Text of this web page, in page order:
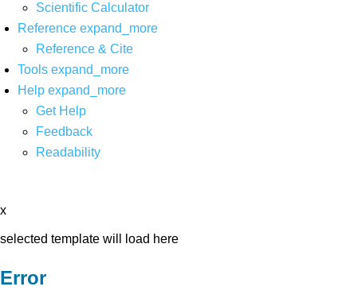
Scientific Calculator
Reference expand_more
Reference & Cite
Tools expand_more
Help expand_more
Get Help
Feedback
Readability
x
selected template will load here
Error